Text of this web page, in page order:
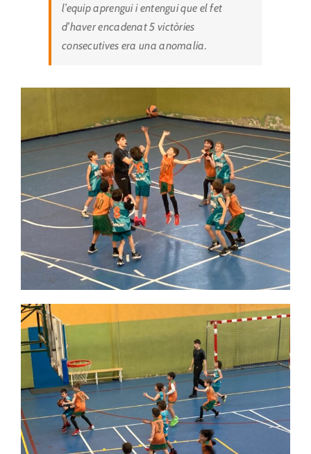
l’equip aprengui i entengui que el fet
d’haver encadenat 5 victòries
consecutives era una anomalia.